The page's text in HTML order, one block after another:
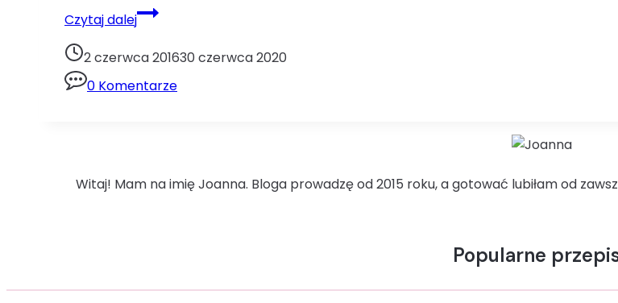
Czytaj dalejCiasteczka
maślane.ciasteczka
dla
jajka
2 czerwca 201630 czerwca 2020
0 Komentarze
Witaj! Mam na imię Joanna. Bloga prowadzę od 2015 roku, a gotować lubiłam od
Popularne